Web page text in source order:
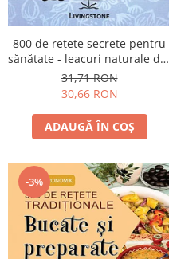
800 de reţete secrete pentru
sănătate - leacuri naturale din
farmacopeea universală
31,71 RON
30,66 RON
ADAUGĂ ÎN COȘ
-3%